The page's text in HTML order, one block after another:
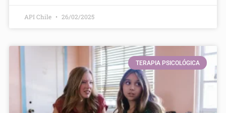
API Chile 26/02/2025
TERAPIA PSICOLÓGICA